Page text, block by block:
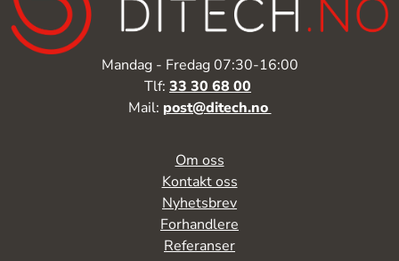
Mandag - Fredag 07:30-16:00
Tlf: 33 30 68 00
Mail: post@ditech.no
Om oss
Kontakt oss
Nyhetsbrev
Forhandlere
Referanser